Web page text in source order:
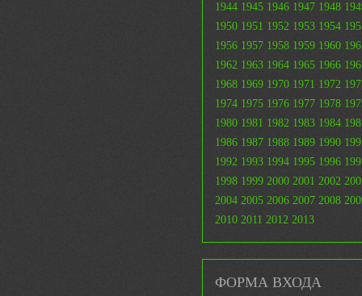
1944 1945 1946 1947 1948
1950 1951 1952 1953 1954
1956 1957 1958 1959 1960
1962 1963 1964 1965 1966
1968 1969 1970 1971 1972
1974 1975 1976 1977 1978
1980 1981 1982 1983 1984
1986 1987 1988 1989 1990
1992 1993 1994 1995 1996
1998 1999 2000 2001 2002
2004 2005 2006 2007 2008
2010 2011 2012 2013
ФОРМА ВХОДА